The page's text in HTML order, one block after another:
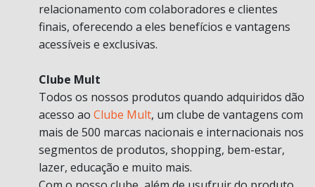
relacionamento com colaboradores e clientes
finais, oferecendo a eles benefícios e vantagens
acessíveis e exclusivas.
Clube Mult
Todos os nossos produtos quando adquiridos dão
acesso ao Clube Mult, um clube de vantagens com
mais de 500 marcas nacionais e internacionais nos
segmentos de produtos, shopping, bem-estar,
lazer, educação e muito mais.